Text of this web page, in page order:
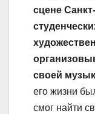
сцене
своей
его жизни
смог найти